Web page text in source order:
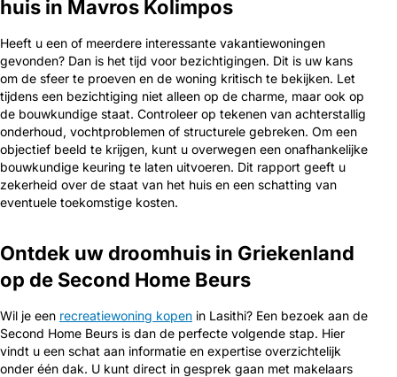
huis in Mavros Kolimpos
Heeft u een of meerdere interessante vakantiewoningen
gevonden? Dan is het tijd voor bezichtigingen. Dit is uw kans
om de sfeer te proeven en de woning kritisch te bekijken. Let
tijdens een bezichtiging niet alleen op de charme, maar ook op
de bouwkundige staat. Controleer op tekenen van achterstallig
onderhoud, vochtproblemen of structurele gebreken. Om een
objectief beeld te krijgen, kunt u overwegen een onafhankelijke
bouwkundige keuring te laten uitvoeren. Dit rapport geeft u
zekerheid over de staat van het huis en een schatting van
eventuele toekomstige kosten.
Ontdek uw droomhuis in Griekenland
op de Second Home Beurs
Wil je een recreatiewoning kopen in Lasithi? Een bezoek aan de
Second Home Beurs is dan de perfecte volgende stap. Hier
vindt u een schat aan informatie en expertise overzichtelijk
onder één dak. U kunt direct in gesprek gaan met makelaars